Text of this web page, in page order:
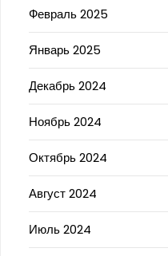
Февраль 2025
Январь 2025
Декабрь 2024
Ноябрь 2024
Октябрь 2024
Август 2024
Июль 2024